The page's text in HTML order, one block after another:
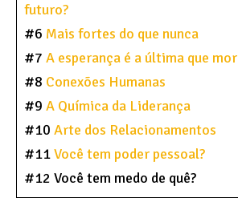
futuro?
#6 Mais fortes do que nunca
#7 A esperança é a última que
#8 Conexões Humanas
#9 A Química da Liderança
#10 Arte dos Relacionamentos
#11Você tem poder pessoal?
#12 Você tem medo de quê?